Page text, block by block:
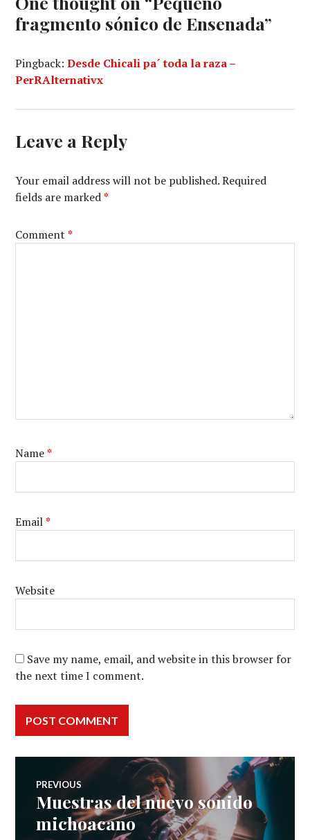
fragmento sónico de Ensenada”
Pingback:Desde Chicali pa´ toda la raza –
PerRAlternativx
Leave a Reply
Your email address will not be published. Required
fields are marked*
Comment*
Name*
Email*
Website
Save my name, email, and website in this browser for
the next time I comment.
Post
navigation
PREVIOUS
Previous
post:
Muestras del nuevo sonido
michoacano